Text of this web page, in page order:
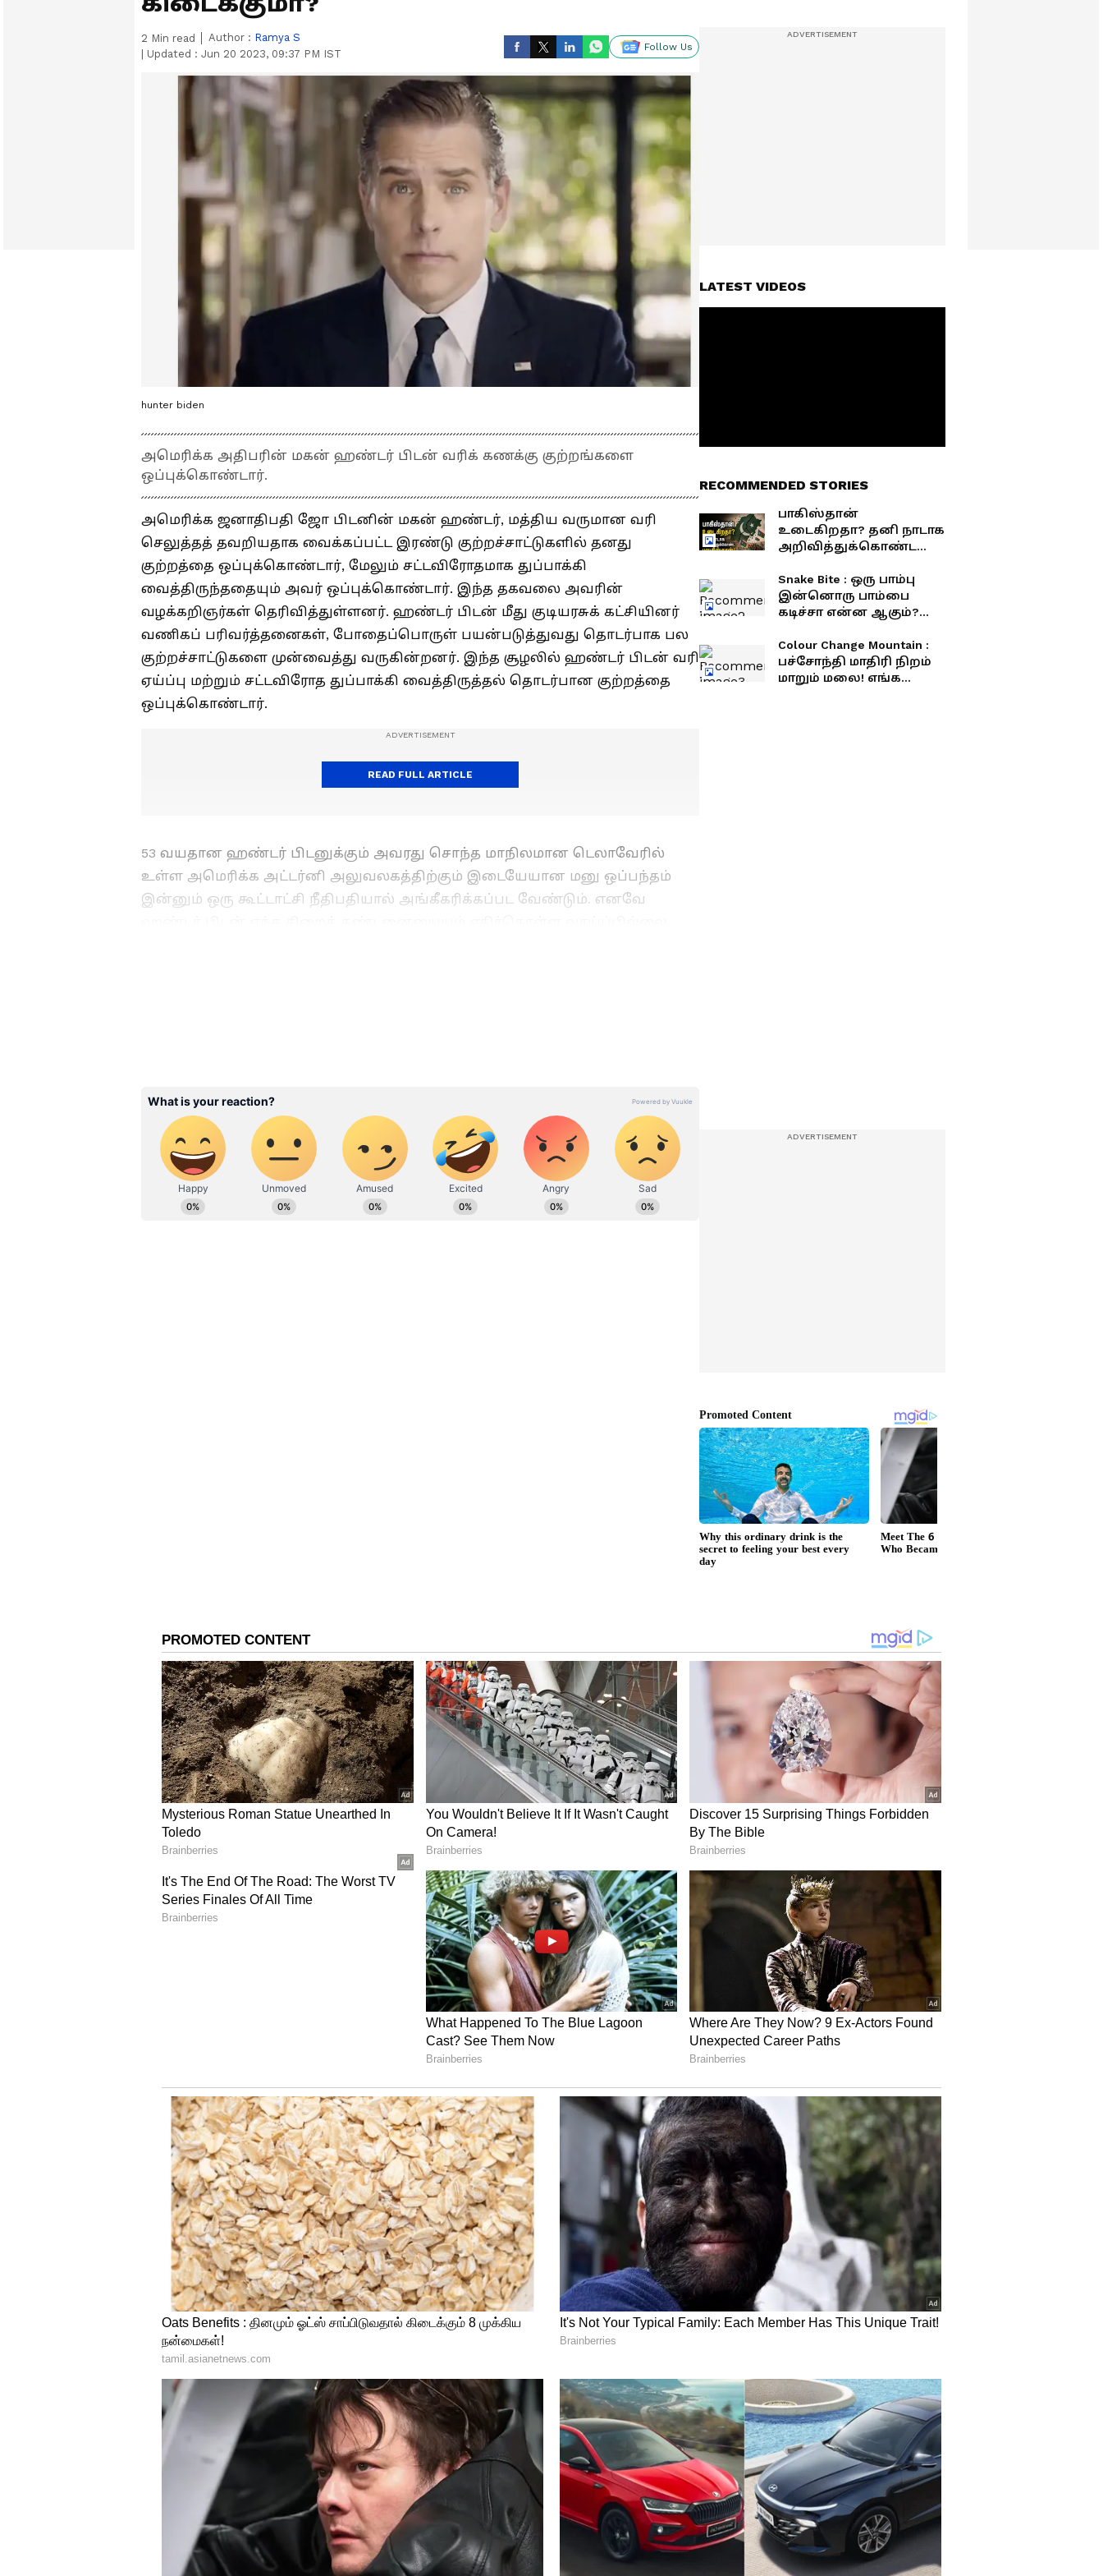
2 Min read Author : Ramya S
Updated : Jun 20 2023, 09:37 PM IST
Follow Us
hunter biden
அமெரிக்க அதிபரின் மகன் ஹண்டர் பிடன் வரிக் கணக்கு குற்றங்களை
ஒப்புக்கொண்டார்.
அமெரிக்க ஜனாதிபதி ஜோ பிடனின் மகன் ஹண்டர், மத்திய வருமான வரி
செலுத்தத் தவறியதாக வைக்கப்பட்ட இரண்டு குற்றச்சாட்டுகளில் தனது
குற்றத்தை ஒப்புக்கொண்டார், மேலும் சட்டவிரோதமாக துப்பாக்கி
வைத்திருந்ததையும் அவர் ஒப்புக்கொண்டார். இந்த தகவலை அவரின்
வழக்கறிஞர்கள் தெரிவித்துள்ளனர். ஹண்டர் பிடன் மீது குடியரசுக் கட்சியினர்
வணிகப் பரிவர்த்தனைகள், போதைப்பொருள் பயன்படுத்துவது தொடர்பாக பல
குற்றச்சாட்டுகளை முன்வைத்து வருகின்றனர். இந்த சூழலில் ஹண்டர் பிடன் வரி
ஏய்ப்பு மற்றும் சட்டவிரோத துப்பாக்கி வைத்திருத்தல் தொடர்பான குற்றத்தை
ஒப்புக்கொண்டார்.
53 வயதான ஹண்டர் பிடனுக்கும் அவரது சொந்த மாநிலமான டெலாவேரில்
உள்ள அமெரிக்க அட்டர்னி அலுவலகத்திற்கும் இடையேயான மனு ஒப்பந்தம்
இன்னும் ஒரு கூட்டாட்சி நீதிபதியால் அங்கீகரிக்கப்பட வேண்டும். எனவே
கடந்த காலங்களில் போதைப்பொருளுடன் போராடியதாக
ஒப்புக்கொண்டார்.துப்பாக்கிக் குற்றச்சாட்டின் பேரில் அவர் மீது வழக்குத்
தொடரப்பட மாட்டாது என்று கூறப்படுகிறது.
ஹண்டர் பிடனின் வழக்கறிஞர் கிறிஸ்டோபர் கிளார்க், அமெரிக்க
ஊடகங்களுக்கு அளித்த அறிக்கையில், "வரி செலுத்துவதில் தவறிழைக்கப்பட்ட
இரண்டு நிகழ்வுகளுக்கு ஹண்டர் பொறுப்பேற்பார் என்று
தெரிவித்துள்ளார்.தனது வாழ்க்கையில் மோசமான சூழலின் போது போது தான்
செய்த இந்த தவறுகளுக்கு பொறுப்பேற்பது முக்கியம் என்று ஹண்டர்
நம்புகிறார்" என்று கிளார்க் கூறினார்.
அரசாங்க ரகசியங்களை தவறாகக் கையாண்ட குற்றச்சாட்டை எதிர்கொண்டுள்ள
குடியரசுக் கட்சியின் முன்னாள் ஜனாதிபதி டொனால்ட் டிரம்ப், ஹண்டர்
பிடனுக்கு "வெறும் போக்குவரத்து டிக்கெட்" என்று சாடினார். மேலும்
அமைப்பு உடைந்துவிட்டது!" டிரம்ப் தனது சமூக வலைதள பதிவில் ட்ரம்ப்
குறிப்பிட்டுள்ளார்.
பிரதமர் மோடியின் முயற்சிக்கு பிறகு, தினை சார்ந்த உணவுகளை
மெனுவில் சேர்த்த நியூயார்க் உணவகம்..
READ FULL ARTICLE
வேலைவாய்ப்பு, சினிமா ஆகிய தலைப்புகளில் மிகுந்த ஆர்வம் இருக்கும் இவர்
வாசகர்களை ஈர்க்கும் வகையில் செய்திகளை எழுதி வருகிறார்.
LATEST VIDEOS
RECOMMENDED STORIES
பாகிஸ்தான்
உடைகிறதா? தனி நாடாக
அறிவித்துக்கொண்ட
Snake Bite : ஒரு பாம்பு
இன்னொரு பாம்பை
கடிச்சா என்ன ஆகும்?
Colour Change Mountain :
பச்சோந்தி மாதிரி நிறம்
மாறும் மலை! எங்க